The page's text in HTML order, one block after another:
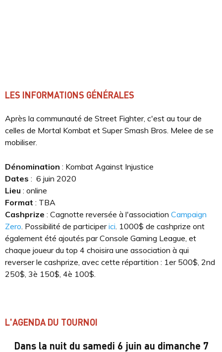
LES INFORMATIONS GÉNÉRALES
Après la communauté de Street Fighter, c'est au tour de
celles de Mortal Kombat et Super Smash Bros. Melee de se
mobiliser.
Dénomination : Kombat Against Injustice
Dates : 6 juin 2020
Lieu : online
Format : TBA
Cashprize : Cagnotte reversée à l'association Campaign
Zero. Possibilité de participerici. 1000$ de cashprize ont
également été ajoutés par Console Gaming League, et
chaque joueur du top 4 choisira une association à qui
reverser le cashprize, avec cette répartition : 1er 500$, 2nd
250$, 3è 150$, 4è 100$.
L'AGENDA DU TOURNOI
Dans la nuit du samedi 6 juin au dimanche 7